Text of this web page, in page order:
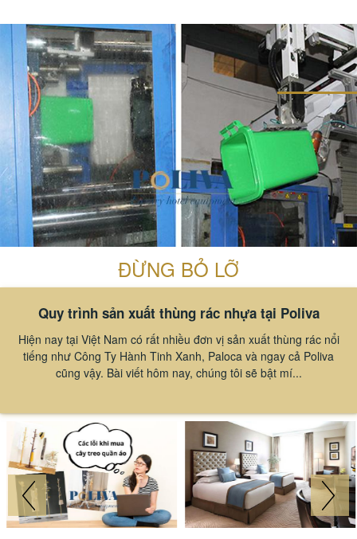
ĐỪNG BỎ LỠ
Quy trình sản xuất thùng rác nhựa tại Poliva
Hiện nay tại Việt Nam có rất nhiều đơn vị sản xuất thùng rác nổi
tiếng như Công Ty Hành Tinh Xanh, Paloca và ngay cả Poliva
cũng vậy. Bài viết hôm nay, chúng tôi sẽ bật mí...